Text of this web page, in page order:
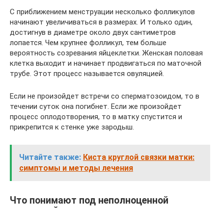
С приближением менструации несколько фолликулов
начинают увеличиваться в размерах. И только один,
достигнув в диаметре около двух сантиметров
лопается. Чем крупнее фолликул, тем больше
вероятность созревания яйцеклетки. Женская половая
клетка выходит и начинает продвигаться по маточной
трубе. Этот процесс называется овуляцией.
Если не произойдет встречи со сперматозоидом, то в
течении суток она погибнет. Если же произойдет
процесс оплодотворения, то в матку спустится и
прикрепится к стенке уже зародыш.
Читайте также: Киста круглой связки матки:
симптомы и методы лечения
Что понимают под неполноценной